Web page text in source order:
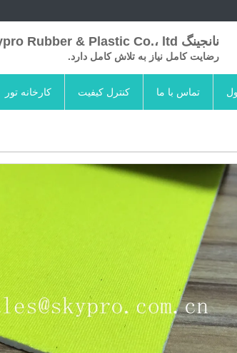
نانجینگ Skypro Rubber & Plastic Co.، ltd
رضایت کامل نیاز به تلاش کامل دارد.
کارخانه تور کنترل کیفیت تماس با ما